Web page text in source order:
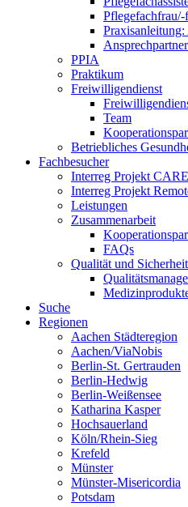
Pflegefachfrau/-
Ansprechpartner
PPIA
Praktikum
Freiwilligendienst
Team
Betriebliches
Fachbesucher
Interreg Projekt
Interreg Projekt
Leistungen
Zusammenarbeit
FAQs
Qualität und Sicherheit
Suche
Regionen
Aachen Städteregion
Aachen/ViaNobis
Berlin-St. Gertrauden
Berlin-Hedwig
Berlin-Weißensee
Katharina Kasper
Hochsauerland
Köln/Rhein-Sieg
Krefeld
Münster
Münster-Misericordia
Potsdam